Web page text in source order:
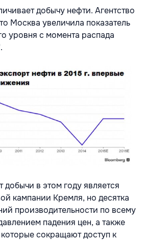
добычу нефти. Агентство
Москва увеличила показатель
уровня с момента распада
в этом году является
кампании Кремля, но десятка
производительности по всему
падения цен, а также
сокращают доступ к